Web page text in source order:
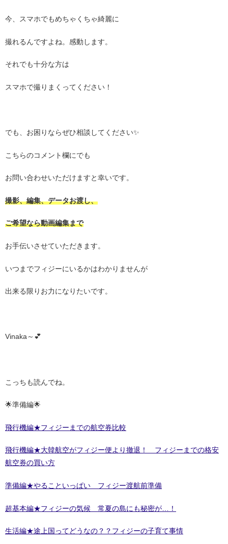
今、スマホでもめちゃくちゃ綺麗に
撮れるんですよね。感動します。
それでも十分な方は
スマホで撮りまくってください！
でも、お困りならぜひ相談してください✨
こちらのコメント欄にでも
お問い合わせいただけますと幸いです。
撮影、編集、データお渡し、
ご希望なら動画編集まで
お手伝いさせていただきます。
いつまでフィジーにいるかはわかりませんが
出来る限りお力になりたいです。
Vinaka～💕
こっちも読んでね。
🌟準備編🌟
飛行機編★フィジーまでの航空券比較
飛行機編★大韓航空がフィジー便より撤退！ フィジーまでの格安
航空券の買い方
準備編★やることいっぱい フィジー渡航前準備
超基本編★フィジーの気候 常夏の島にも秘密が…！
生活編★途上国ってどうなの？？フィジーの子育て事情